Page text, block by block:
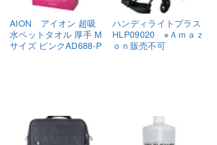
AION アイオン 超吸
水ペットタオル 厚手 M
サイズ ピンクAD688-P
ハンディライトプラス
HLP09020 ※Ａｍａｚ
ｏｎ販売不可